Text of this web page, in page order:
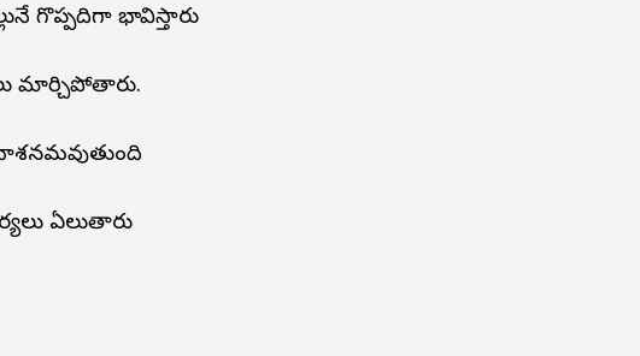
గొప్పదిగా భావిస్తారు
మార్చిపోతారు.
నాశనమవుతుంది
ఏలుతారు